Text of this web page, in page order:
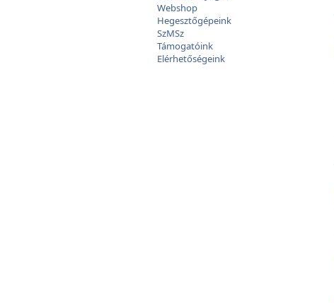
Webshop
Hegesztőgépeink
SzMSz
Támogatóink
Elérhetőségeink